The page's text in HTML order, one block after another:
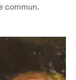
commun.